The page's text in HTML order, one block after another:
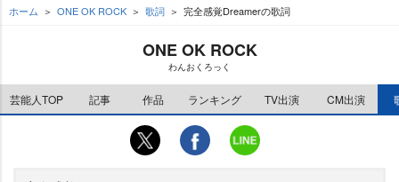
ホーム ONE OK ROCK 歌詞 完全感覚Dreamerの歌詞
ONE OK ROCK
わんおくろっく
芸能人TOP 記事 作品 ランキング TV出演 CM出演